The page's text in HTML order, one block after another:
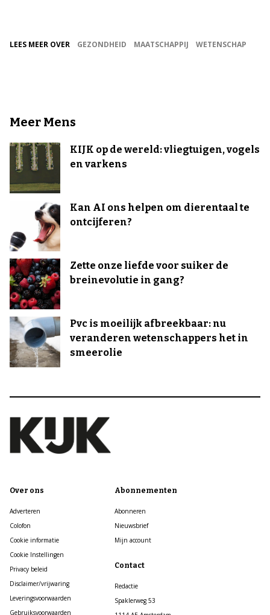
LEES MEER OVER GEZONDHEID MAATSCHAPPIJ WETENSCHAP
Meer Mens
KIJK op de wereld: vliegtuigen, vogels
en varkens
Kan AI ons helpen om dierentaal te
ontcijferen?
Zette onze liefde voor suiker de
breinevolutie in gang?
Pvc is moeilijk afbreekbaar: nu
veranderen wetenschappers het in
smeerolie
Over ons
Adverteren
Colofon
Cookie informatie
Cookie Instellingen
Privacy beleid
Disclaimer/vrijwaring
Leveringsvoorwaarden
Gebruiksvoorwaarden
Abonnementen
Abonneren
Nieuwsbrief
Mijn account
Contact
Redactie
Spaklerweg 53